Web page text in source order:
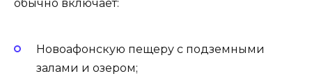
обычно включает:
Новоафонскую пещеру с подземными
залами и озером;